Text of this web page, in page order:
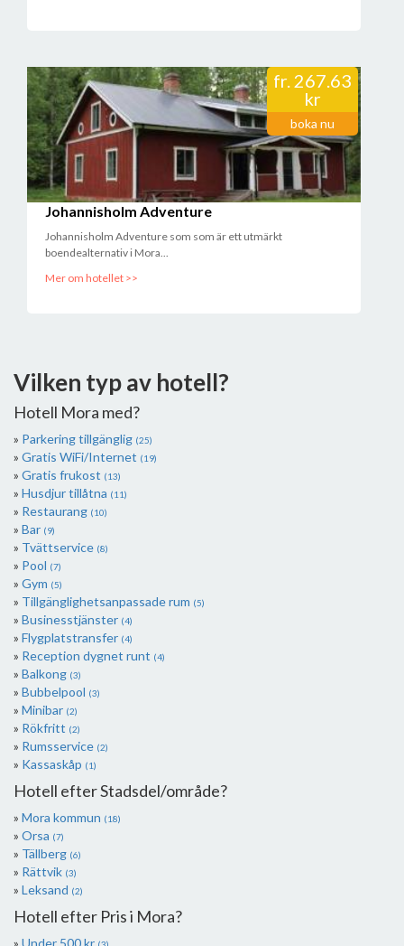
fr. 267.63
kr
boka nu
Johannisholm Adventure
Johannisholm Adventure som som är ett utmärkt
boendealternativ i Mora...
Mer om hotellet >>
Vilken typ av hotell?
Hotell Mora med?
Parkering tillgänglig (25)
Gratis WiFi/Internet (19)
Gratis frukost (13)
Husdjur tillåtna (11)
Restaurang (10)
Bar (9)
Tvättservice (8)
Pool (7)
Gym (5)
Tillgänglighetsanpassade rum (5)
Businesstjänster (4)
Flygplatstransfer (4)
Reception dygnet runt (4)
Balkong (3)
Bubbelpool (3)
Minibar (2)
Rökfritt (2)
Rumsservice (2)
Kassaskåp (1)
Hotell efter Stadsdel/område?
Mora kommun (18)
Orsa (7)
Tällberg (6)
Rättvik (3)
Leksand (2)
Hotell efter Pris i Mora?
Under 500 kr